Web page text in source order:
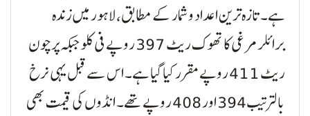
ہے۔ تازہ ترین اعداد و شمار کے مطابق، لاہور میں زندہ
برائلر مرغی کا تھوک ریٹ 397 روپے فی کلو جبکہ پرچون
ریٹ 411 روپے مقرر کیا گیا ہے۔ اس سے قبل یہی نرخ
بالترتیب 394 اور 408 روپے تھے۔ انڈوں کی قیمت بھی